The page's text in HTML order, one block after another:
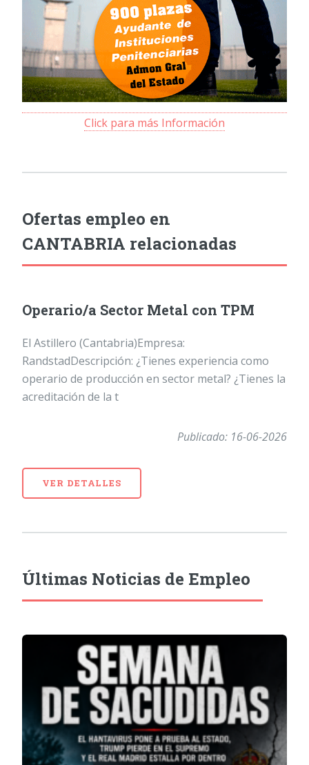
Click para más Información
Ofertas empleo en
CANTABRIA relacionadas
Operario/a Sector Metal con TPM
El Astillero (Cantabria)Empresa:
RandstadDescripción: ¿Tienes experiencia como
operario de producción en sector metal? ¿Tienes la
acreditación de la t
Publicado: 16-06-2026
VER DETALLES
Últimas Noticias de Empleo